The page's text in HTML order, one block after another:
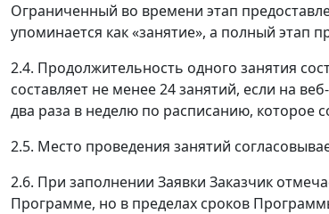
Ограниченный во времени этап
упоминается как «занятие», а полный этап
2.4. Продолжительность одного занятия
составляет не менее 24 занятий, если на
два раза в неделю по расписанию, которое
2.5. Место проведения занятий
2.6. При заполнении Заявки Заказчик
Программе, но в пределах сроков